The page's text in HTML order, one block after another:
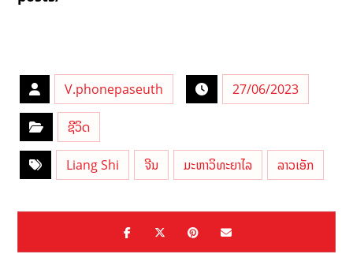
V.phonepaseuth 27/06/2023
ຊີວິດ
Liang Shi ຈີນ ມະຫາວິທະຍາໄລ ລາວເອັກ